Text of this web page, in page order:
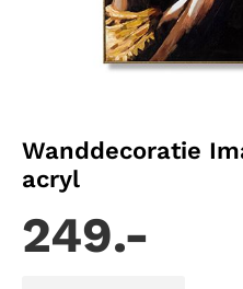
Wanddecoratie
acryl
249.-